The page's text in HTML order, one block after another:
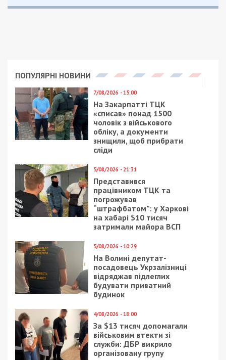
ПОПУЛЯРНІ НОВИНИ
7/08/2026 - 15:00
На Закарпатті ТЦК
«списав» понад 1500
чоловік з військового
обліку, а документи
знищили, щоб прибрати
сліди
5/08/2026 - 21:31
Представився
працівником ТЦК та
погрожував
“штрафбатом”: у Харкові
на хабарі $10 тисяч
затримали майора ВСП
5/08/2026 - 10:29
На Волині депутат-
посадовець Укрзалізниці
відряджав підлеглих
будувати приватний
будинок
4/08/2026 - 18:00
За $13 тисяч допомагали
військовим втекти зі
служби: ДБР викрило
організовану групу